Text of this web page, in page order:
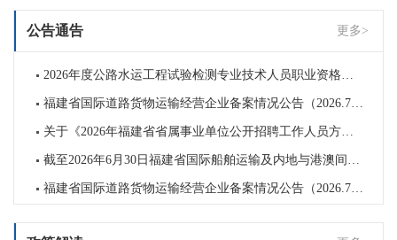
更多>
公告通告
2026年度公路水运工程试验检测专业技术人员职业资格考试福建考区考试公告
福建省国际道路货物运输经营企业备案情况公告（2026.7.29）
关于《2026年福建省省属事业单位公开招聘工作人员方案》拟聘人员的公示（一）
截至2026年6月30日福建省国际船舶运输及内地与港澳间海上运输业务相关备案情况
福建省国际道路货物运输经营企业备案情况公告（2026.7.1）